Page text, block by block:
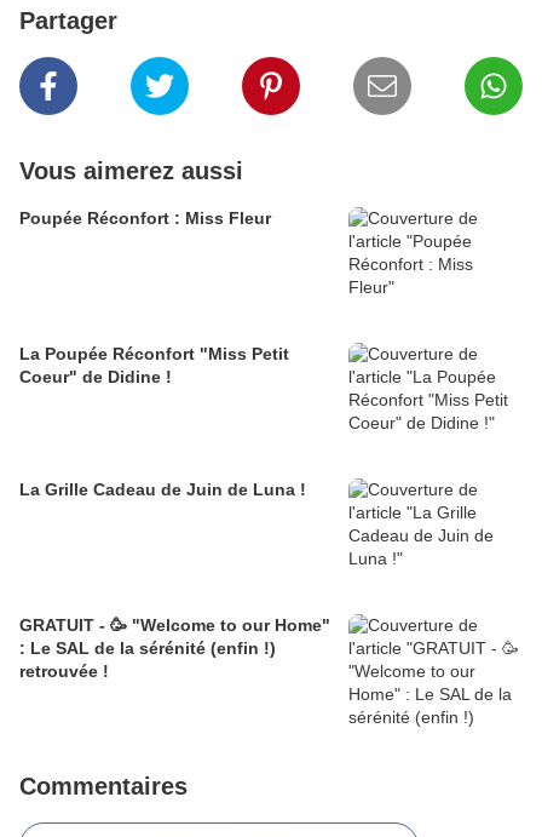
Partager
Vous aimerez aussi
Poupée Réconfort : Miss Fleur
La Poupée Réconfort "Miss Petit
Coeur" de Didine !
La Grille Cadeau de Juin de Luna !
GRATUIT - 🥳 "Welcome to our Home"
: Le SAL de la sérénité (enfin !)
retrouvée !
Commentaires